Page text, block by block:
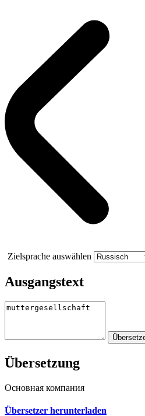
Zielsprache auswählen
Ausgangstext
Übersetzung
Основная компания
Übersetzer herunterladen